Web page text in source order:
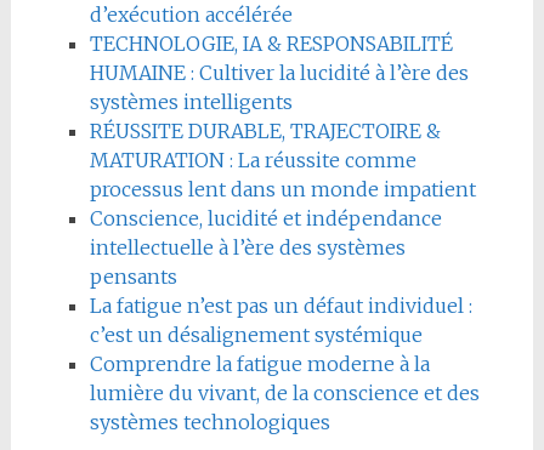
d’exécution accélérée
TECHNOLOGIE, IA & RESPONSABILITÉ
HUMAINE : Cultiver la lucidité à l’ère des
systèmes intelligents
RÉUSSITE DURABLE, TRAJECTOIRE &
MATURATION : La réussite comme
processus lent dans un monde impatient
Conscience, lucidité et indépendance
intellectuelle à l’ère des systèmes
pensants
La fatigue n’est pas un défaut individuel :
c’est un désalignement systémique
Comprendre la fatigue moderne à la
lumière du vivant, de la conscience et des
systèmes technologiques